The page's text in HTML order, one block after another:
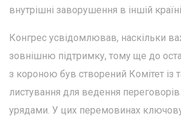
внутрішні заворушення в іншій
Конгрес усвідомлював, наскільки
зовнішню підтримку, тому ще до
з короною був створений Комітет із
листування для ведення
урядами. У цих перемовинах ключову